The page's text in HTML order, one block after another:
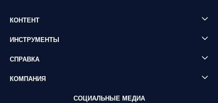
КОНТЕНТ
ИНСТРУМЕНТЫ
СПРАВКА
КОМПАНИЯ
СОЦИАЛЬНЫЕ МЕДИА